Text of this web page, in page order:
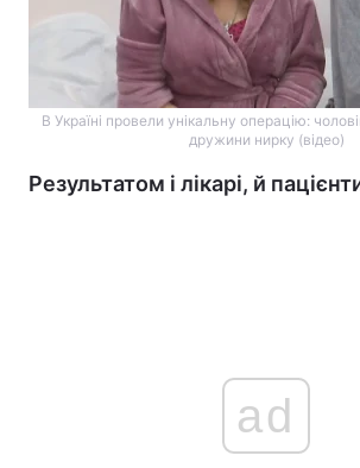
В Україні провели унікальну операцію:
дружини нирку (відео)
Результатом і лікарі, й
ad